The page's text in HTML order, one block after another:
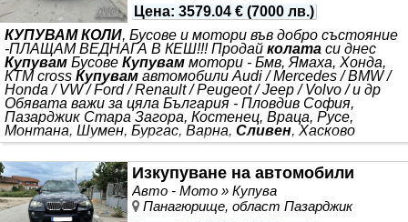
Цена: 3579.04 € (7000 лв.)
КУПУВАМ КОЛИ, Бусове и мотори във добро състояние
-ПЛАЩАМ ВЕДНАГА В КЕШ!!! Продай колата си днес
Купувам Бусове Купувам мотори - Бмв, Ямаха, Хонда,
КТМ cross Купувам автомобили Audi / Mercedes / BMW /
Honda / VW / Ford / Renault / Peugeot / Jeep / Volvo / и др
Обявата важи за цяла България - Пловдив София,
Пазарджик Стара Загора, Костенец, Враца, Русе,
Монтана, Шумен, Бургас, Варна, Сливен, Хасково
Изкупуване на автомобили
Авто - Мото » Купува
Панагюрище, област Пазарджик